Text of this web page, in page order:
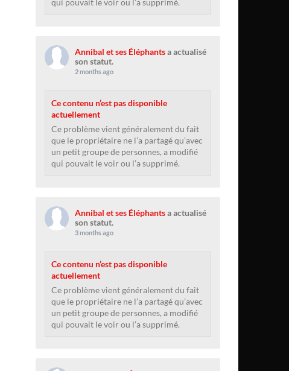
qui pouvait le voir ou l’a supprimé.
Annibal et ses Éléphantsa actualisé
son statut.
2 months ago
Ce contenu n’est pas disponible
actuellement
Ce problème vient généralement du fait
que le propriétaire ne l’a partagé qu’avec
un petit groupe de personnes, a modifié
qui pouvait le voir ou l’a supprimé.
Annibal et ses Éléphantsa actualisé
son statut.
3 months ago
Ce contenu n’est pas disponible
actuellement
Ce problème vient généralement du fait
que le propriétaire ne l’a partagé qu’avec
un petit groupe de personnes, a modifié
qui pouvait le voir ou l’a supprimé.